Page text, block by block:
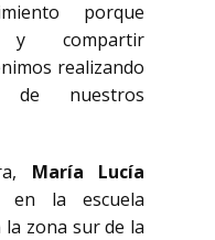
porque
y compartir
realizando
nuestros
María Lucía
en la escuela
zona sur de la